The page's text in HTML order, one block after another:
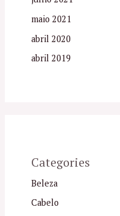
maio 2021
abril 2020
abril 2019
Categories
Beleza
Cabelo